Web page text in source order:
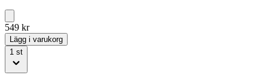
549 kr
Lägg i varukorg
1 st